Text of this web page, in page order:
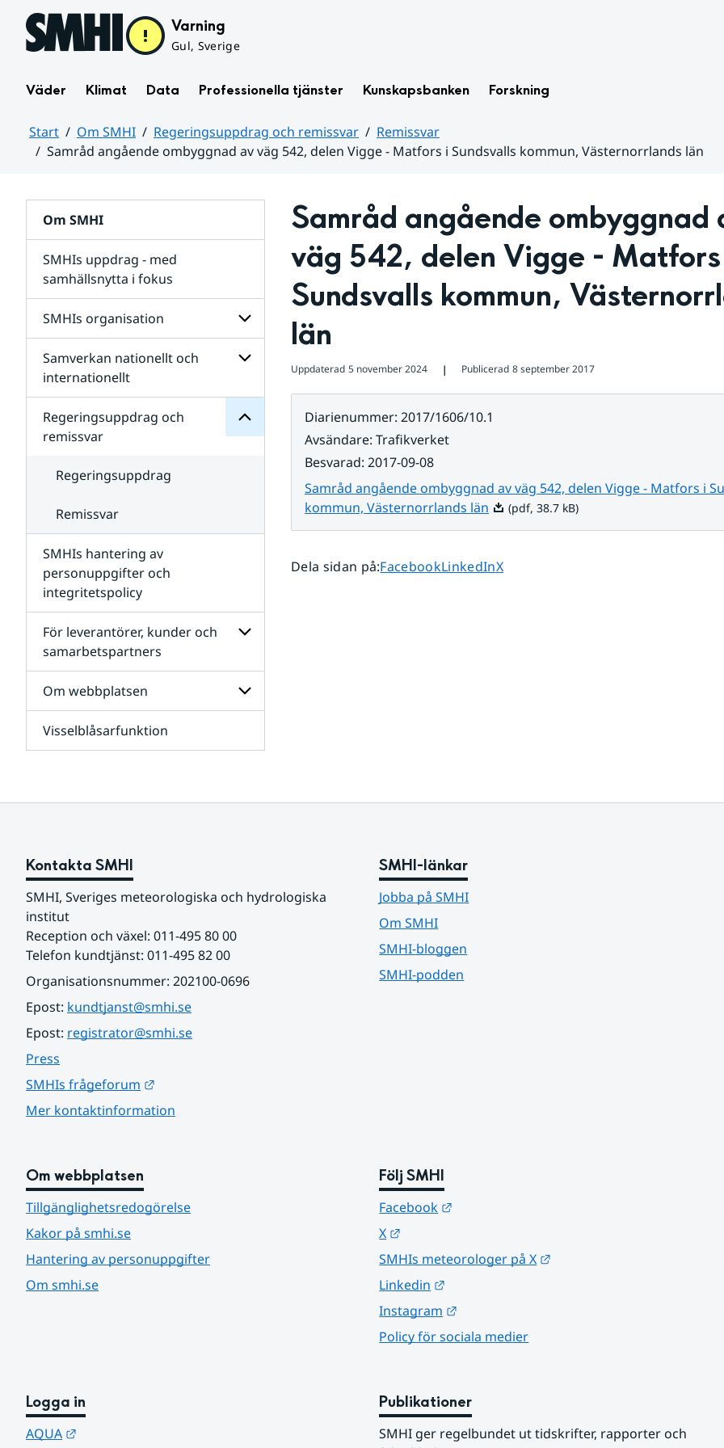
Hoppa till sidans innehåll Varning
Gul, Sverige
Väder Klimat Data Professionella tjänster Kunskapsbanken Forskning
Start Om SMHI Regeringsuppdrag och remissvar
Remissvar
Samråd angående ombyggnad av väg 542, delen Vigge - Matfors i Sundsvalls kommun, Västernorrlands län
Om SMHI
SMHIs uppdrag - med
samhällsnytta i fokus
SMHIs organisation
Undersidor
Samverkan nationellt och
internationellt
Undersidor
för
internationellt
Regeringsuppdrag och
remissvar
för
Regeringsuppdrag
remissvar
Regeringsuppdrag
Remissvar
SMHIs hantering av
personuppgifter och
integritetspolicy
För leverantörer, kunder och
samarbetspartners
Undersidor
för
och
Om webbplatsen
för
Visselblåsarfunktion
Samråd angående ombyggnad
väg 542, delen Vigge -
Sundsvalls kommun,
län
Uppdaterad 5 november 2024 ❘ Publicerad 8 september 2017
Diarienummer: 2017/1606/10.1
Avsändare: Trafikverket
Besvarad: 2017-09-08
Samråd angående ombyggnad av väg 542, delen Vigge - Matfors i
kommun, Västernorrlands länPdf, 38.7 kB.
(pdf, 38.7 kB)
Dela sidan på:Dela sidan på
FacebookDela sidan på
LinkedInDela sidan på
X
Kontakta SMHI
SMHI, Sveriges meteorologiska och hydrologiska
institut
Reception och växel: 011-495 80 00
Telefon kundtjänst: 011-495 82 00
Organisationsnummer: 202100-0696
Epost: kundtjanst@smhi.se
Epost: registrator@smhi.se
Press
SMHIs frågeforum
Mer kontaktinformation
SMHI-länkar
Jobba på SMHI
Om SMHI
SMHI-bloggen
SMHI-podden
Om webbplatsen
Tillgänglighetsredogörelse
Kakor på smhi.se
Hantering av personuppgifter
Om smhi.se
Följ SMHI
Facebook
X
SMHIs meteorologer på X
Linkedin
Instagram
Policy för sociala medier
Logga in
AQUA
Publikationer
SMHI ger regelbundet ut tidskrifter, rapporter och